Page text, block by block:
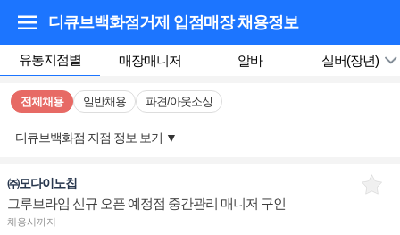
디큐브백화점거제 입점매장채용정보
유통지점별 매장매니저 알바 실버(장년)
전체채용 일반채용 파견/아웃소싱
디큐브백화점 지점 정보 보기 ▼
㈜모다이노칩
그루브라임 신규 오픈 예정점 중간관리 매니저 구인
채용시까지